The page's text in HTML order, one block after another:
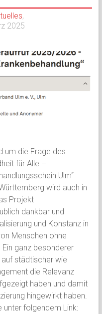
,
2025
um die Frage des
für Alle –
Ulm“
wird auch in
Projekt
dankbar und
und Konstanz in
Menschen ohne
ganz besonderer
städtischer wie
die Relevanz
haben und damit
hingewirkt haben.
unter folgendem Link: